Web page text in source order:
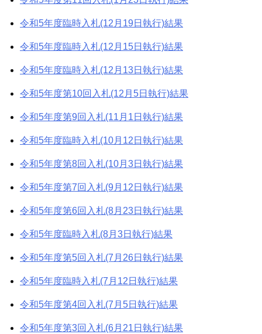
令和5年度臨時入札(12月19日執行)結果
令和5年度臨時入札(12月15日執行)結果
令和5年度臨時入札(12月13日執行)結果
令和5年度第10回入札(12月5日執行)結果
令和5年度第9回入札(11月1日執行)結果
令和5年度臨時入札(10月12日執行)結果
令和5年度第8回入札(10月3日執行)結果
令和5年度第7回入札(9月12日執行)結果
令和5年度第6回入札(8月23日執行)結果
令和5年度臨時入札(8月3日執行)結果
令和5年度第5回入札(7月26日執行)結果
令和5年度臨時入札(7月12日執行)結果
令和5年度第4回入札(7月5日執行)結果
令和5年度第3回入札(6月21日執行)結果